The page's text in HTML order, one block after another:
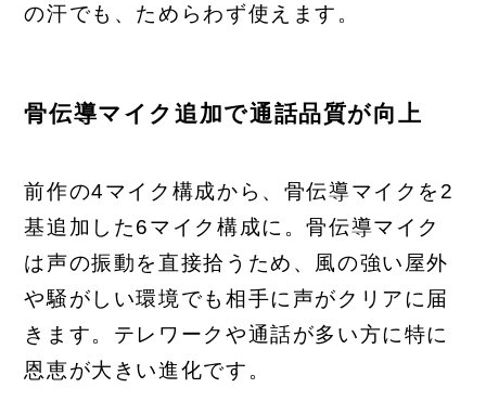
の汗でも、ためらわず使えます。
骨伝導マイク追加で通話品質が向上
前作の4マイク構成から、骨伝導マイクを2
基追加した6マイク構成に。骨伝導マイク
は声の振動を直接拾うため、風の強い屋外
や騒がしい環境でも相手に声がクリアに届
きます。テレワークや通話が多い方に特に
恩恵が大きい進化です。